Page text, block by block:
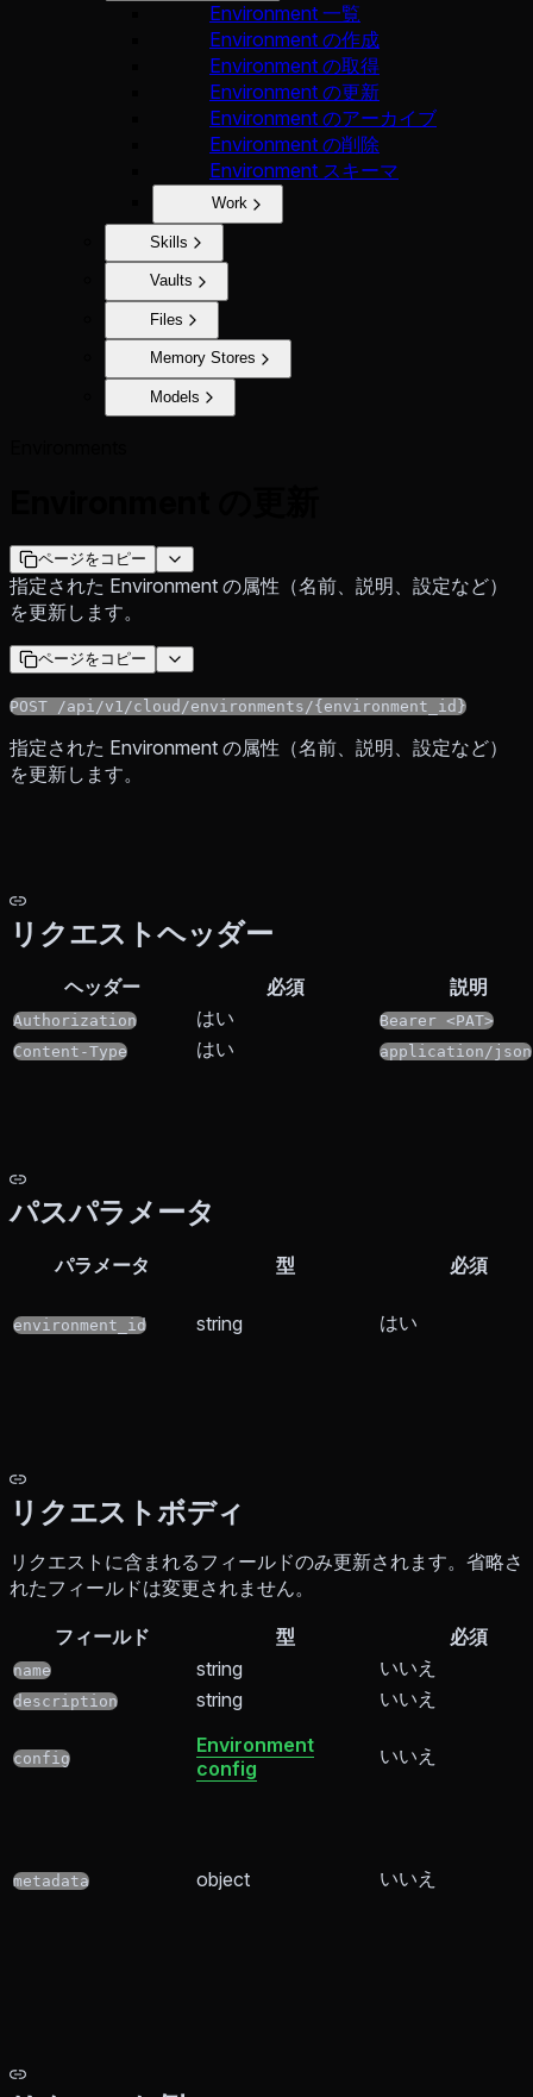
Environment 一覧
Environment の作成
Environment の取得
Environment の更新
Environment のアーカイブ
Environment の削除
Environment スキーマ
Work
Skills
Vaults
Files
Memory Stores
Models
ページをコピー
指定された Environment の属性（名前、説明、設定など）
を更新します。
ページをコピー
POST /api/v1/cloud/environments/{environment_id}
指定された Environment の属性（名前、説明、設定など）
を更新します。
リクエストヘッダー
ヘッダー 必須 説明
Authorization はい
Bearer <PAT>
Content-Type
はい application/json
パスパラメータ
パラメータ 型 必須
environment_id string はい
リクエストボディ
リクエストに含まれるフィールドのみ更新されます。省略さ
れたフィールドは変更されません。
フィールド 型 必須
name string いいえ
description string いいえ
config
Environment
config
いいえ
metadata object いいえ